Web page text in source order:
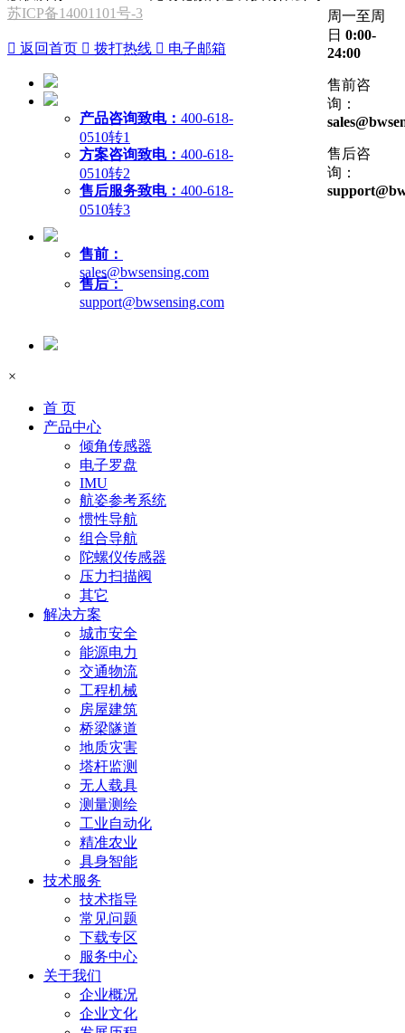
周一至周
日 0:00-
24:00
售前咨
询：
售后咨
询：
苏ICP备14001101号-3
 返回首页  拨打热线  电子邮箱
产品咨询致电： 400-618-
0510转1
方案咨询致电： 400-618-
0510转2
售后服务致电： 400-618-
0510转3
售前：
sales@bwsensing.com
售后：
support@bwsensing.com
×
首 页
产品中心
倾角传感器
电子罗盘
IMU
航姿参考系统
惯性导航
组合导航
陀螺仪传感器
压力扫描阀
其它
解决方案
城市安全
能源电力
交通物流
工程机械
房屋建筑
桥梁隧道
地质灾害
塔杆监测
无人载具
测量测绘
工业自动化
精准农业
具身智能
技术服务
技术指导
常见问题
下载专区
服务中心
关于我们
企业概况
企业文化